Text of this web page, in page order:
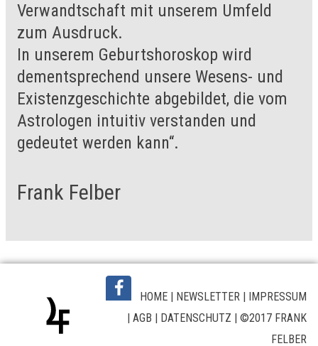
Verwandtschaft mit unserem Umfeld
zum Ausdruck.
In unserem Geburtshoroskop wird
dementsprechend unsere Wesens- und
Existenzgeschichte abgebildet, die vom
Astrologen intuitiv verstanden und
gedeutet werden kann“.
Frank Felber
HOME NEWSLETTER
IMPRESSUM
AGB DATENSCHUTZ | ©2017 FRANK
FELBER